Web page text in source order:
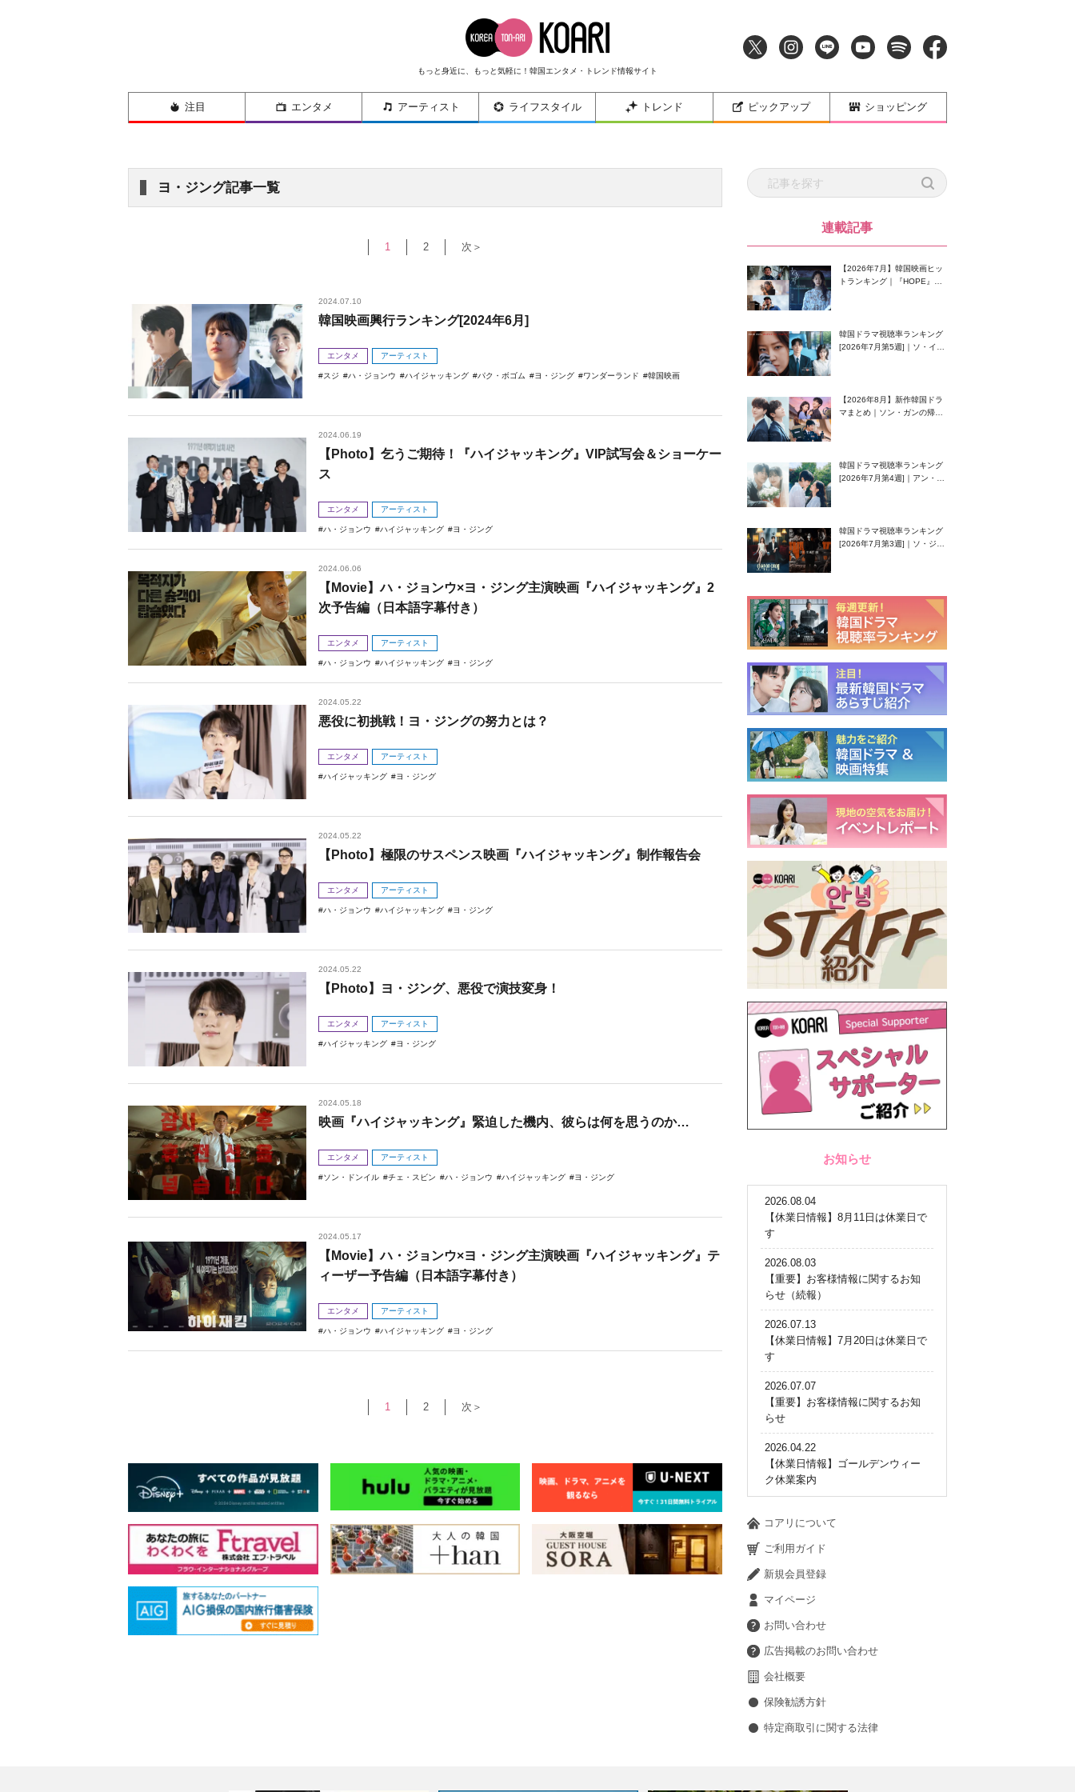
もっと身近に、もっと気軽に！韓国エンタメ・トレンド情報サイト
注目 エンタメ アーティスト ライフスタイル トレンド ピックアップ ショッピング
ヨ・ジング記事一覧
1 2 次＞
2024.07.10
韓国映画興行ランキング[2024年6月]
エンタメ アーティスト
スジ ハ・ジョンウ ハイジャッキング パク・ボゴム ヨ・ジング ワンダーランド 韓国映画
2024.06.19
【Photo】乞うご期待！『ハイジャッキング』VIP試写会＆ショーケー
ス
エンタメ アーティスト
ハ・ジョンウ ハイジャッキング ヨ・ジング
2024.06.06
【Movie】ハ・ジョンウ×ヨ・ジング主演映画『ハイジャッキング』2
次予告編（日本語字幕付き）
エンタメ アーティスト
ハ・ジョンウ ハイジャッキング ヨ・ジング
2024.05.22
悪役に初挑戦！ヨ・ジングの努力とは？
エンタメ アーティスト
ハイジャッキング ヨ・ジング
2024.05.22
【Photo】極限のサスペンス映画『ハイジャッキング』制作報告会
エンタメ アーティスト
ハ・ジョンウ ハイジャッキング ヨ・ジング
2024.05.22
【Photo】ヨ・ジング、悪役で演技変身！
エンタメ アーティスト
ハイジャッキング ヨ・ジング
2024.05.18
映画『ハイジャッキング』緊迫した機内、彼らは何を思うのか…
エンタメ アーティスト
ソン・ドンイル チェ・スビン ハ・ジョンウ ハイジャッキング ヨ・ジング
2024.05.17
【Movie】ハ・ジョンウ×ヨ・ジング主演映画『ハイジャッキング』テ
ィーザー予告編（日本語字幕付き）
エンタメ アーティスト
ハ・ジョンウ ハイジャッキング ヨ・ジング
1 2 次＞
連載記事
【2026年7月】韓国映画ヒッ
トランキング｜『HOPE』が
韓国ドラマ視聴率ランキング
[2026年7月第5週]｜ソ・イン
【2026年8月】新作韓国ドラ
マまとめ｜ソン・ガンの帰
韓国ドラマ視聴率ランキング
[2026年7月第4週]｜アン・ヒ
韓国ドラマ視聴率ランキング
[2026年7月第3週]｜ソ・ジソ
お知らせ
2026.08.04
【休業日情報】8月11日は休業日で
す
2026.08.03
【重要】お客様情報に関するお知
らせ（続報）
2026.07.13
【休業日情報】7月20日は休業日で
す
2026.07.07
【重要】お客様情報に関するお知
らせ
2026.04.22
【休業日情報】ゴールデンウィー
ク休業案内
コアリについて
ご利用ガイド
新規会員登録
マイページ
お問い合わせ
広告掲載のお問い合わせ
会社概要
保険勧誘方針
特定商取引に関する法律